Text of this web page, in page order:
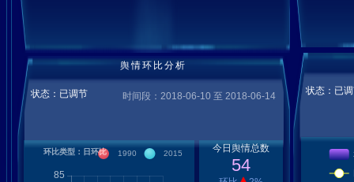
舆情环比分析
状态：已调节 时间段：2018-06-10 至 2018-06-14
今日舆情总数
54
状态：已